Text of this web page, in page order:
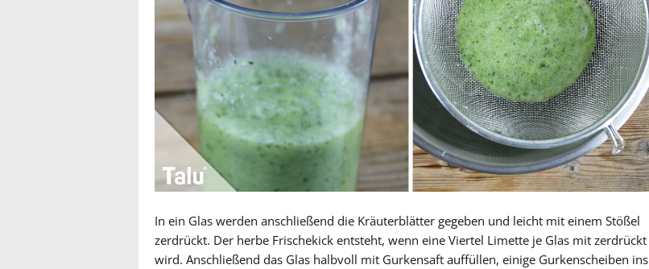
In ein Glas werden anschließend die Kräuterblätter gegeben und leicht mit einem Stößel
zerdrückt. Der herbe Frischekick entsteht, wenn eine Viertel Limette je Glas mit zerdrückt
wird. Anschließend das Glas halbvoll mit Gurkensaft auffüllen, einige Gurkenscheiben ins